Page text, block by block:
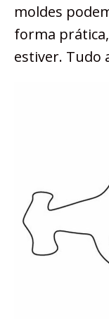
moldes
forma
estiver. Tudo